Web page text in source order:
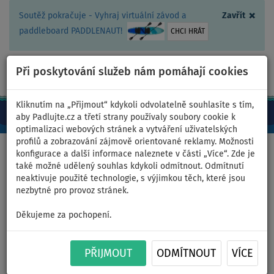
Zavřít ×
Soutěž pokračuje - Vyhraj virtuální závod a
paddleboard PADDLENAUT!
CHCI HRÁT
Při poskytování služeb nám pomáhají cookies
Kliknutím na „Přijmout“ kdykoli odvolatelně souhlasíte s tím,
aby Padlujte.cz a třetí strany používaly soubory cookie k
optimalizaci webových stránek a vytváření uživatelských
profilů a zobrazování zájmově orientované reklamy. Možnosti
konfigurace a další informace naleznete v části „Více“. Zde je
také možné udělený souhlas kdykoli odmítnout. Odmítnutí
neaktivuje použité technologie, s výjimkou těch, které jsou
nezbytné pro provoz stránek.
Děkujeme za pochopení.
PŘIJMOUT ODMÍTNOUT VÍCE
CZ/Kč +420 467 409 090 0ks
Domů >Nafukovací paddleboardy >Malé univerzální
Paddleboard SPINERA SUP
LIGHT 10'6 ULT - nafukovací -
varianta: základní sada